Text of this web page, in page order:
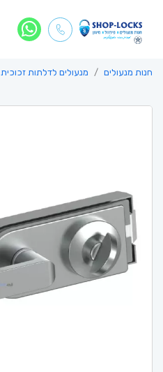
חנות מנעולים מנעולים לדלתות זכוכית